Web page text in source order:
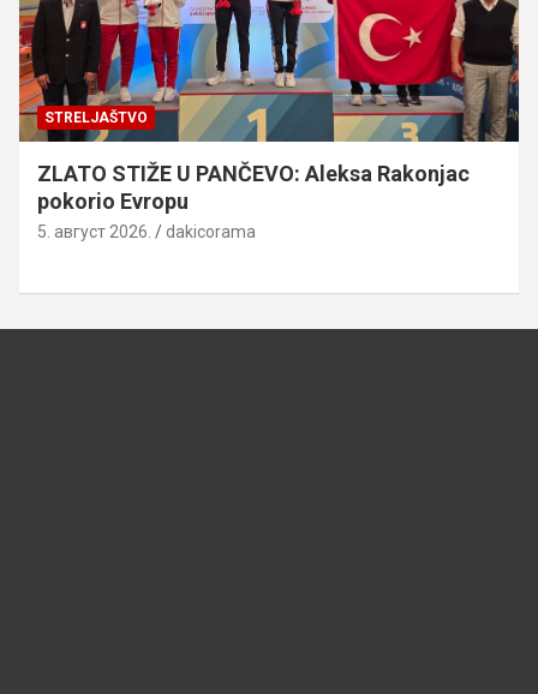
STRELJAŠTVO
ZLATO STIŽE U PANČEVO: Aleksa Rakonjac
pokorio Evropu
5. август 2026. dakicorama